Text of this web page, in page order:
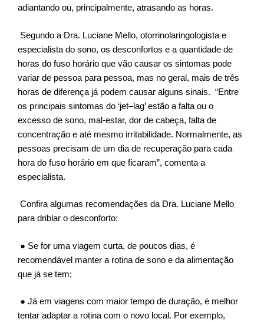
adiantando ou, principalmente, atrasando as horas.
Segundo a Dra. Luciane Mello, otorrinolaringologista e
especialista do sono, os desconfortos e a quantidade de
horas do fuso horário que vão causar os sintomas pode
variar de pessoa para pessoa, mas no geral, mais de três
horas de diferença já podem causar alguns sinais. “Entre
os principais sintomas do ‘jet–lag’ estão a falta ou o
excesso de sono, mal-estar, dor de cabeça, falta de
concentração e até mesmo irritabilidade. Normalmente, as
pessoas precisam de um dia de recuperação para cada
hora do fuso horário em que ficaram”, comenta a
especialista.
Confira algumas recomendações da Dra. Luciane Mello
para driblar o desconforto:
● Se for uma viagem curta, de poucos dias, é
recomendável manter a rotina de sono e da alimentação
que já se tem;
● Já em viagens com maior tempo de duração, é melhor
tentar adaptar a rotina com o novo local. Por exemplo,